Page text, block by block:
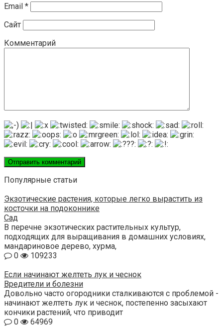
Email *
Сайт
Комментарий
Популярные статьи
Экзотические растения, которые легко вырастить из
косточки на подоконнике
Сад
В перечне экзотических растительных культур,
подходящих для выращивания в домашних условиях,
мандариновое дерево, хурма,
0
109233
Если начинают желтеть лук и чеснок
Вредители и болезни
Довольно часто огородники сталкиваются с проблемой -
начинают желтеть лук и чеснок, постепенно засыхают
кончики растений, что приводит
0
64969